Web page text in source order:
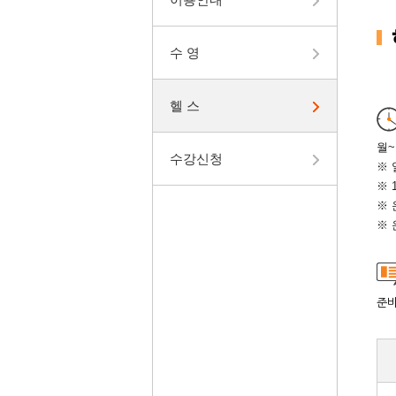
수 영
헬 스
수강신청
월
※
※
※
※
준